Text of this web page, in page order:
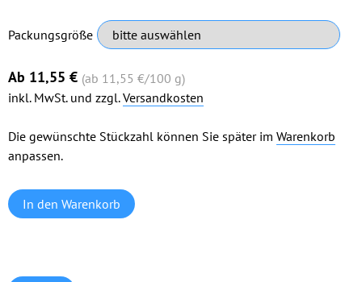
Pflichtfeld
Packungsgröße
Ab 11,55 € (ab 11,55 €/100 g)
inkl. MwSt. und zzgl.Versandkosten
Die gewünschte Stückzahl können Sie später im Warenkorb
anpassen.